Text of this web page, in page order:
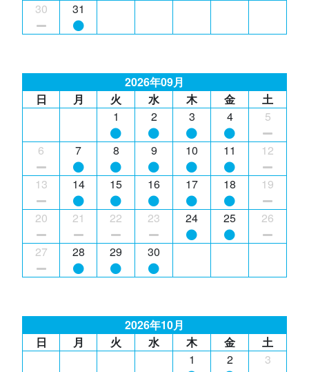
30 31
2026年09月
日
月 火 水 木 金
土
1
2 3 4 5
6 7 8 9 10 11 12
13 14 15 16 17 18 19
20 21 22 23 24 25 26
27 28 29 30
2026年10月
日
月 火 水 木 金
土
1
2 3